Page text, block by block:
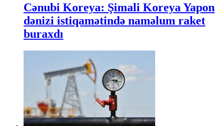
Cənubi Koreya: Şimali Koreya Yapon
dənizi istiqamətində naməlum raket
buraxdı